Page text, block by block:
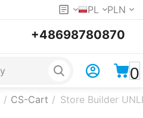
PL PLN
+48698780870
0
/ CS-Cart / Store Builder